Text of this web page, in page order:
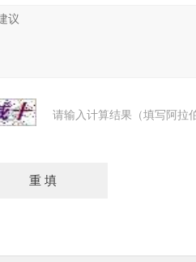
请输入计算结果（填写阿拉